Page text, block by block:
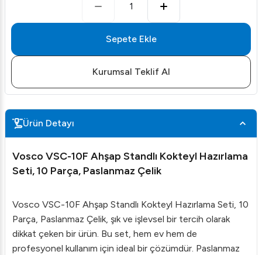
1
Sepete Ekle
Kurumsal Teklif Al
Ürün Detayı
Vosco VSC-10F Ahşap Standlı Kokteyl Hazırlama
Seti, 10 Parça, Paslanmaz Çelik
Vosco VSC-10F Ahşap Standlı Kokteyl Hazırlama Seti, 10
Parça, Paslanmaz Çelik, şık ve işlevsel bir tercih olarak
dikkat çeken bir ürün. Bu set, hem ev hem de
profesyonel kullanım için ideal bir çözümdür. Paslanmaz